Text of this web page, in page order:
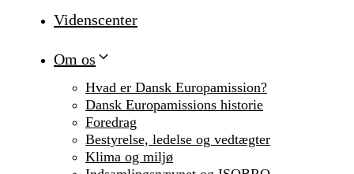
Videnscenter
Om os
Hvad er Dansk Europamission?
Dansk Europamissions historie
Foredrag
Bestyrelse, ledelse og vedtægter
Klima og miljø